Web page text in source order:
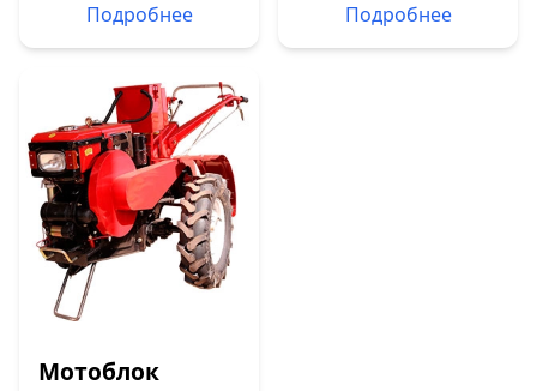
Подробнее
Подробнее
Мотоблок